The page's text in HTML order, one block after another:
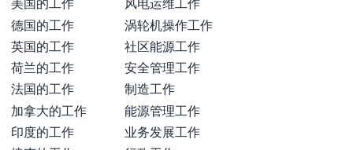
美国的工作
德国的工作
英国的工作
荷兰的工作
法国的工作
加拿大的工作
印度的工作
风电运维工作
涡轮机操作工作
社区能源工作
安全管理工作
制造工作
能源管理工作
业务发展工作